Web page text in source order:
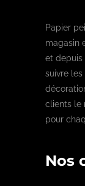
Papier
magasin
et depuis
suivre
clients le
pour
Nos